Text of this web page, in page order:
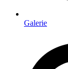
Galerie